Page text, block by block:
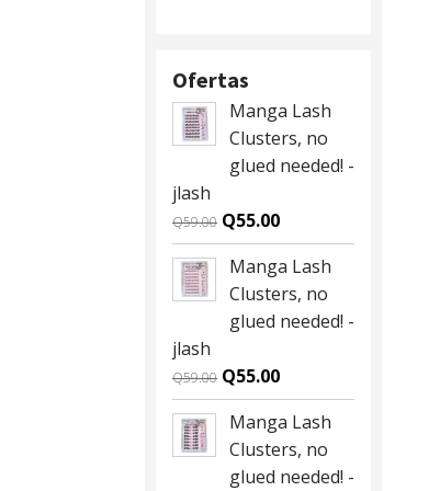
Ofertas
Manga Lash
Clusters, no
glued needed! -
jlash
Q59.00 Original
price
was:
Q59.00.
Q55.00Current
price
is:
Q55.00.
Manga Lash
Clusters, no
glued needed! -
jlash
Q59.00 Original
price
was:
Q59.00.
Q55.00Current
price
is:
Q55.00.
Manga Lash
Clusters, no
glued needed! -